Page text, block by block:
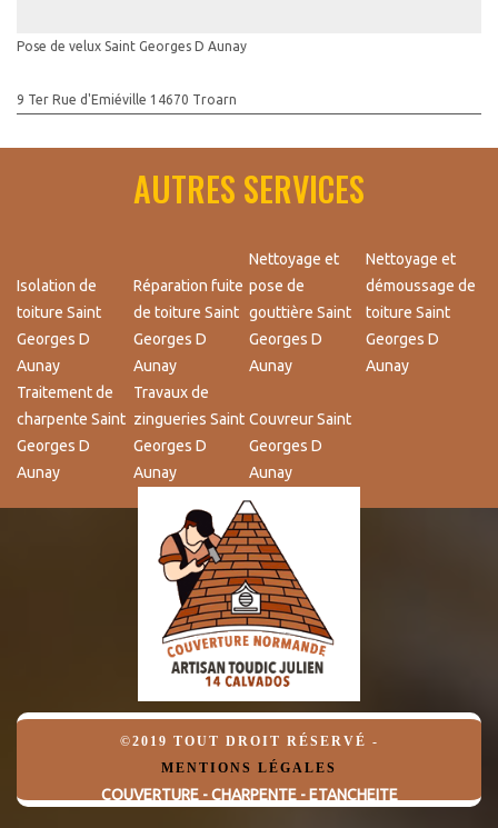
Pose de velux Saint Georges D Aunay
9 Ter Rue d'Emiéville 14670 Troarn
AUTRES SERVICES
Isolation de
toiture Saint
Georges D
Aunay
Réparation fuite
de toiture Saint
Georges D
Aunay
Nettoyage et
pose de
gouttière Saint
Georges D
Aunay
Nettoyage et
démoussage de
toiture Saint
Georges D
Aunay
Traitement de
charpente Saint
Georges D
Aunay
Travaux de
zingueries Saint
Georges D
Aunay
Couvreur Saint
Georges D
Aunay
©2019 TOUT DROIT RÉSERVÉ -
MENTIONS LÉGALES
COUVERTURE - CHARPENTE - ETANCHEITE